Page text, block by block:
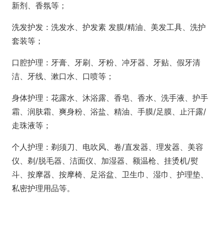
新剂、香氛等；
洗发护发：洗发水、护发素 发膜/精油、美发工具、洗护
套装等；
口腔护理：牙膏、牙刷、牙粉、冲牙器、牙贴、假牙清
洁、牙线、漱口水、口喷等；
身体护理：花露水、沐浴露、香皂、香水、洗手液、护手
霜、润肤霜、爽身粉、浴盐、精油、手膜/足膜、止汗露/
走珠液等；
个人护理：剃须刀、电吹风、卷/直发器、理发器、美容
仪、剃/脱毛器、洁面仪、加湿器、额温枪、挂烫机/熨
斗、按摩器、按摩椅、足浴盆、卫生巾、湿巾、护理垫、
私密护理用品等。